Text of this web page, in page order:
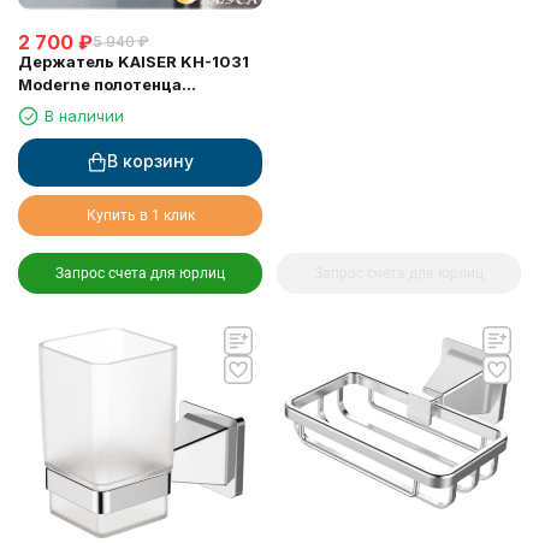
2 700 ₽5 940 ₽
Держатель KAISER KH-1031
Moderne полотенца
(прямоугольный)
В наличии
В корзину
Купить в 1 клик
Запрос счета для юрлиц